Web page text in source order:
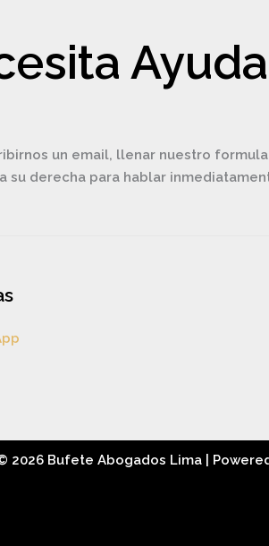
un email, llenar nuestro
su derecha para hablar
2026 Bufete Abogados Lima |